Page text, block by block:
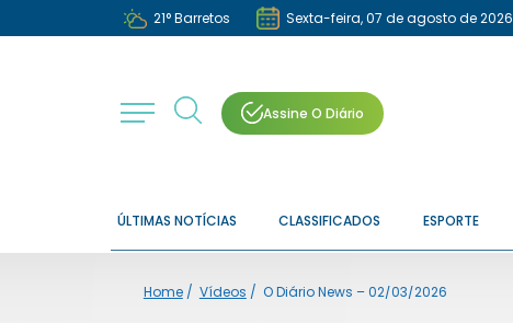
21°Barretos Sexta-feira, 07 de agosto de 2026
Assine O Diário
ÚLTIMAS NOTÍCIAS CLASSIFICADOS ESPORTE
Home/ Vídeos / O Diário News – 02/03/2026